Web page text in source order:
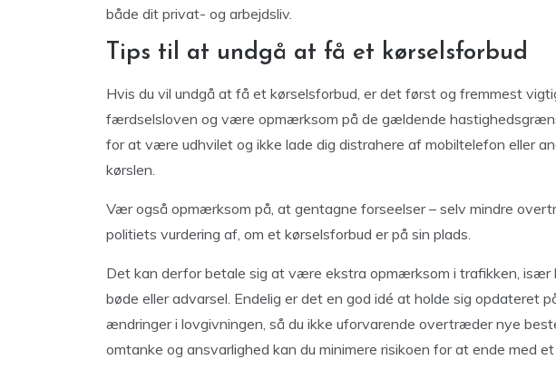
både dit privat- og arbejdsliv.
Tips til at undgå at få et kørselsforbud
Hvis du vil undgå at få et kørselsforbud, er det først og fremmest
færdselsloven og være opmærksom på de gældende
for at være udhvilet og ikke lade dig distrahere af mobiltelefon eller
kørslen.
Vær også opmærksom på, at gentagne forseelser – selv mindre
politiets vurdering af, om et kørselsforbud er på sin plads.
Det kan derfor betale sig at være ekstra opmærksom i trafikken, især
bøde eller advarsel. Endelig er det en god idé at holde sig opdateret
ændringer i lovgivningen, så du ikke uforvarende overtræder nye
omtanke og ansvarlighed kan du minimere risikoen for at ende med